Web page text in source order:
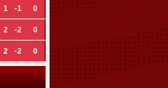
1 -1 0
2 -2 0
2 -2 0